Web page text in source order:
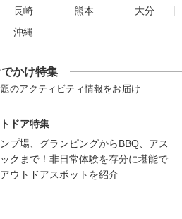
長崎 熊本
大分
沖縄
かけ特集
のアクティビティ情報をお届け
ドア特集
プ場、グランピングからBBQ、アス
クまで！非日常体験を存分に堪能で
ウトドアスポットを紹介